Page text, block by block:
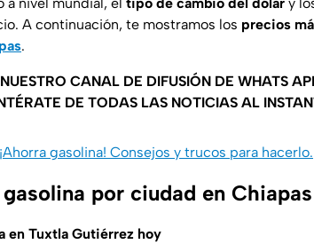
A continuación, te mostramos los precios
.
CANAL DE DIFUSIÓN DE WHATS
DE TODAS LAS NOTICIAS AL
¡Ahorra gasolina! Consejos y trucos para hacerlo.
por ciudad en
en Tuxtla Gutiérrez hoy